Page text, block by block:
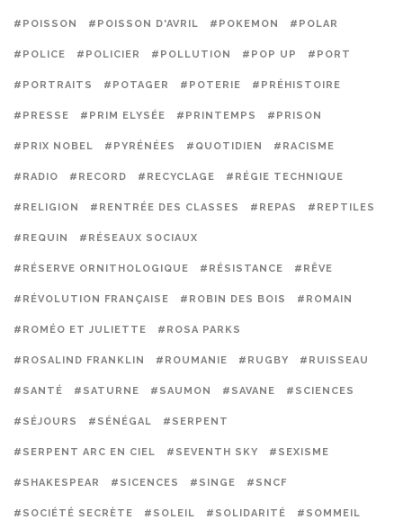
#POISSON #POISSON D'AVRIL #POKEMON #POLAR
#POLICE #POLICIER #POLLUTION #POP UP #PORT
#PORTRAITS #POTAGER #POTERIE #PRÉHISTOIRE
#PRESSE #PRIM ELYSÉE #PRINTEMPS #PRISON
#PRIX NOBEL #PYRÉNÉES #QUOTIDIEN #RACISME
#RADIO #RECORD #RECYCLAGE #RÉGIE TECHNIQUE
#RELIGION #RENTRÉE DES CLASSES #REPAS #REPTILES
#REQUIN #RÉSEAUX SOCIAUX
#RÉSERVE ORNITHOLOGIQUE #RÉSISTANCE #RÊVE
#RÉVOLUTION FRANÇAISE #ROBIN DES BOIS #ROMAIN
#ROMÉO ET JULIETTE #ROSA PARKS
#ROSALIND FRANKLIN #ROUMANIE #RUGBY #RUISSEAU
#SANTÉ #SATURNE #SAUMON #SAVANE #SCIENCES
#SÉJOURS #SÉNÉGAL #SERPENT
#SERPENT ARC EN CIEL #SEVENTH SKY #SEXISME
#SHAKESPEAR #SICENCES #SINGE #SNCF
#SOCIÉTÉ SECRÈTE #SOLEIL #SOLIDARITÉ #SOMMEIL